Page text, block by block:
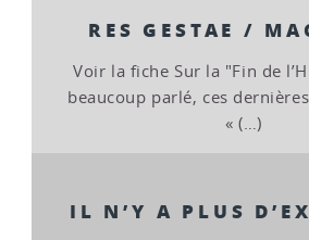
RES GESTAE /
Voir la fiche Sur la "Fin de
beaucoup parlé, ces
« (…)
IL N’Y A PLUS